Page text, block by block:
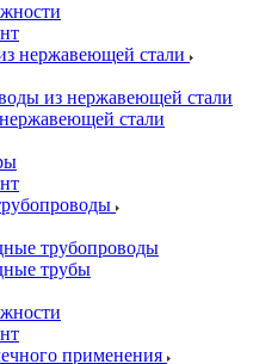
нержавеющей стали
из нержавеющей стали
стали
трубопроводы
трубы
применения